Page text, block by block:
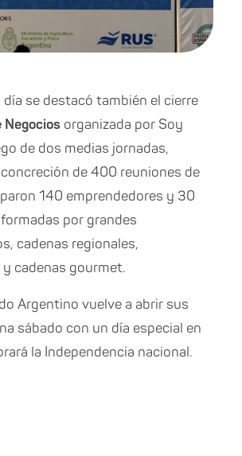
día se destacó también el cierre
Negocios organizada por Soy
de dos medias jornadas,
de 400 reuniones de
140 emprendedores y 30
por grandes
cadenas regionales,
cadenas gourmet.
Argentino vuelve a abrir sus
sábado con un día especial en
la Independencia nacional.